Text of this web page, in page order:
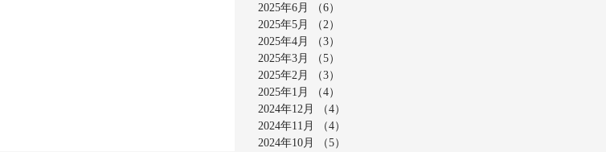
2025年6月
（6）
2025年5月
（2）
2025年4月
（3）
2025年3月
（5）
2025年2月
（3）
2025年1月
（4）
2024年12月
（4）
2024年11月
（4）
2024年10月
（5）